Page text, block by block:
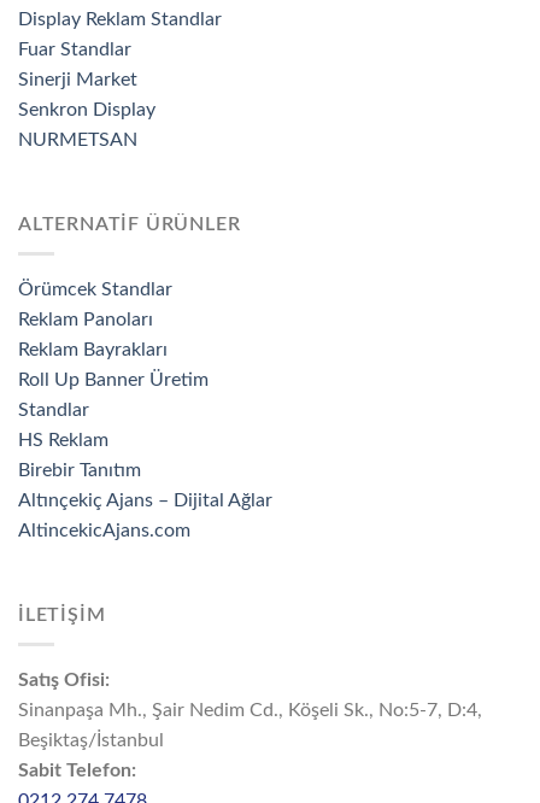
Display Reklam Standlar
Fuar Standlar
Sinerji Market
Senkron Display
NURMETSAN
ALTERNATİF ÜRÜNLER
Örümcek Standlar
Reklam Panoları
Reklam Bayrakları
Roll Up Banner Üretim
Standlar
HS Reklam
Birebir Tanıtım
Altınçekiç Ajans – Dijital Ağlar
AltincekicAjans.com
İLETİŞİM
Satış Ofisi:
Sinanpaşa Mh., Şair Nedim Cd., Köşeli Sk., No:5-7, D:4,
Beşiktaş/İstanbul
Sabit Telefon: